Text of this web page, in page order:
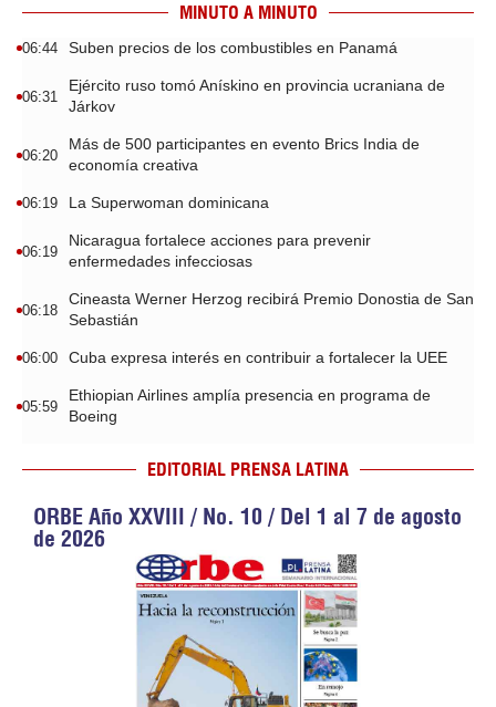
MINUTO A MINUTO
06:44 Suben precios de los combustibles en Panamá
06:31
Ejército ruso tomó Anískino en provincia ucraniana de
Járkov
06:20
Más de 500 participantes en evento Brics India de
economía creativa
06:19 La Superwoman dominicana
06:19
Nicaragua fortalece acciones para prevenir
enfermedades infecciosas
06:18
Cineasta Werner Herzog recibirá Premio Donostia de San
Sebastián
06:00 Cuba expresa interés en contribuir a fortalecer la UEE
05:59
Ethiopian Airlines amplía presencia en programa de
Boeing
EDITORIAL PRENSA LATINA
ORBE Año XXVIII / No. 10 / Del 1 al 7 de agosto
de 2026